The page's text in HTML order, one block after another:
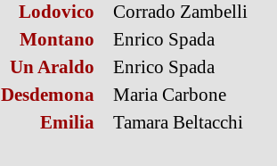
Lodovico
Corrado Zambelli
Montano
Enrico Spada
Un Araldo
Enrico Spada
Desdemona
Maria Carbone
Emilia
Tamara Beltacchi